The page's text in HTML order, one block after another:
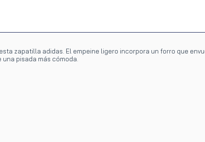
zapatilla adidas. El empeine ligero incorpora un forro que
pisada más cómoda.